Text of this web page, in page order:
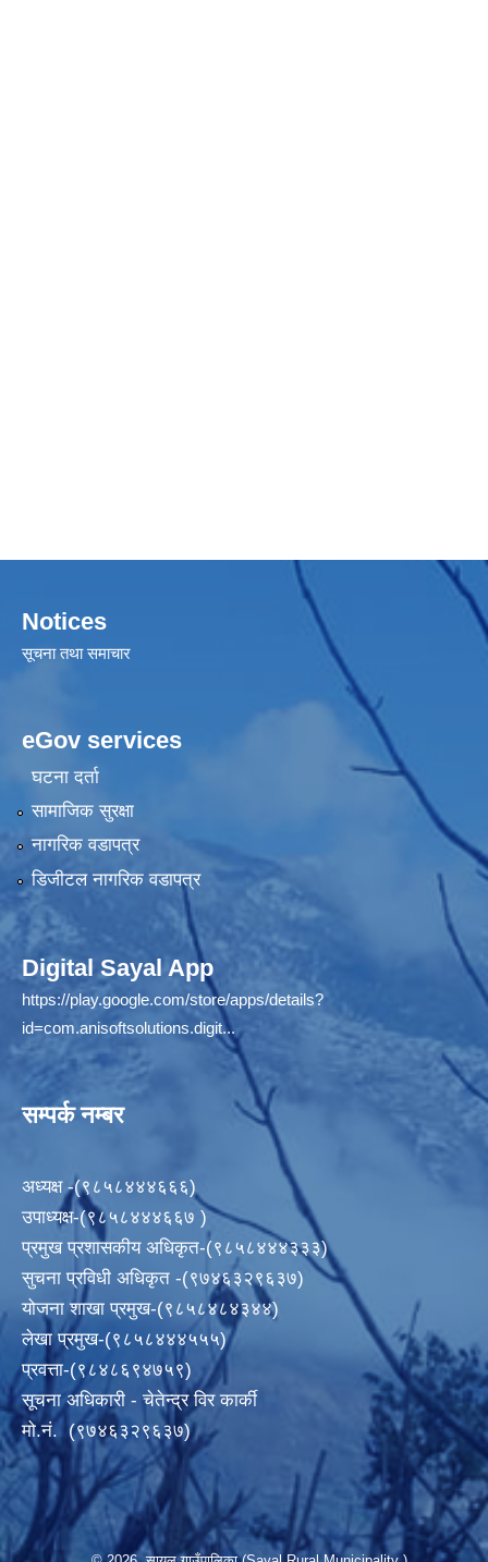
Notices
सूचना तथा समाचार
eGov services
घटना दर्ता
सामाजिक सुरक्षा
नागरिक वडापत्र
डिजीटल नागरिक वडापत्र
Digital Sayal App
https://play.google.com/store/apps/details?
id=com.anisoftsolutions.digit...
सम्पर्क नम्बर
अध्यक्ष -(९८५८४४४६६६)
उपाध्यक्ष-(९८५८४४४६६७ )
प्रमुख प्रशासकीय अधिकृत-(९८५८४४४३३३)
सुचना प्रविधी अधिकृत -(९७४६३२९६३७)
योजना शाखा प्रमुख-(९८५८४८४३४४)
लेखा प्रमुख-(९८५८४४४५५५)
प्रवत्ता-(९८४८६९४७५९)
सूचना अधिकारी - चेतेन्द्र विर कार्की
मो.नं. (९७४६३२९६३७)